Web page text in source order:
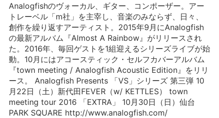
Analogfishのヴォーカル、ギター、コンポーザー。アー
トレーベル「m社」を主宰し、音楽のみならず、日々、
創作を繰り返すアーティスト。2015年9月にAnalogfish
の最新アルバム『Almost A Rainbow』がリリースされ
た。2016年、毎回ゲストを1組迎えるシリーズライブが始
動。10月にはアコースティック・セルフカバーアルバム
『town meeting / Analogfish Acoustic Edition』をリリ
ース。 Analogfish Presents 「VS」シリーズ 第三弾 10
月22日（土）新代田FEVER（w/ KETTLES） town
meeting tour 2016 「EXTRA」 10月30日（日）仙台
PARK SQUARE http://www.analogfish.com/